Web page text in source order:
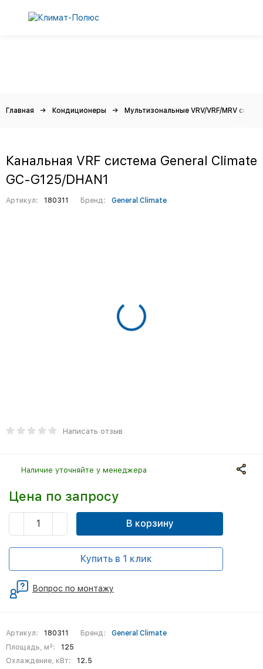
Главная Кондиционеры Мультизональные VRV/VRF/MRV
Канальная VRF система General Climate
GC-G125/DHAN1
Артикул: 180311 Бренд: General Climate
Написать отзыв
Артикул: 180311 Бренд:
General Climate
Площадь, м²:
125
Охлаждение, кВт:
12.5
Наличие уточняйте у менеджера
Цена по запросу
В корзину
Купить в 1 клик
Вопрос по монтажу